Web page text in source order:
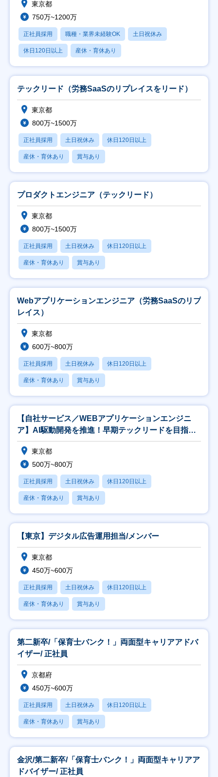
東京都
750万~1200万
正社員採用 職種・業界未経験OK 土日祝休み
休日120日以上 産休・育休あり
テックリード（労務SaaSのリプレイスをリード）
東京都
800万~1500万
正社員採用 土日祝休み 休日120日以上
産休・育休あり 賞与あり
プロダクトエンジニア（テックリード）
東京都
800万~1500万
正社員採用 土日祝休み 休日120日以上
産休・育休あり 賞与あり
Webアプリケーションエンジニア（労務SaaSのリプ
レイス）
東京都
600万~800万
正社員採用 土日祝休み 休日120日以上
産休・育休あり 賞与あり
【自社サービス／WEBアプリケーションエンジニ
ア】AI駆動開発を推進！早期テックリードを目指せ
ます！
東京都
500万~800万
正社員採用 土日祝休み 休日120日以上
産休・育休あり 賞与あり
【東京】デジタル広告運用担当/メンバー
東京都
450万~600万
正社員採用 土日祝休み 休日120日以上
産休・育休あり 賞与あり
第二新卒/「保育士バンク！」両面型キャリアアドバ
イザー/ 正社員
京都府
450万~600万
正社員採用 土日祝休み 休日120日以上
産休・育休あり 賞与あり
金沢/第二新卒/「保育士バンク！」両面型キャリアア
ドバイザー/ 正社員